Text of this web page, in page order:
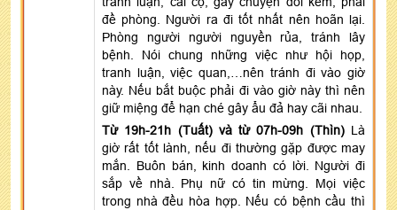
đề phòng. Người ra đi tốt nhất nên hoãn lại.
Phòng người người nguyền rủa, tránh lây
bệnh. Nói chung những việc như hội họp,
tranh luận, việc quan,…nên tránh đi vào giờ
này. Nếu bắt buộc phải đi vào giờ này thì nên
giữ miệng để hạn ché gây ẩu đả hay cãi nhau.
Từ 19h-21h (Tuất) và từ 07h-09h (Thìn) Là
giờ rất tốt lành, nếu đi thường gặp được may
mắn. Buôn bán, kinh doanh có lời. Người đi
sắp về nhà. Phụ nữ có tin mừng. Mọi việc
trong nhà đều hòa hợp. Nếu có bệnh cầu thì